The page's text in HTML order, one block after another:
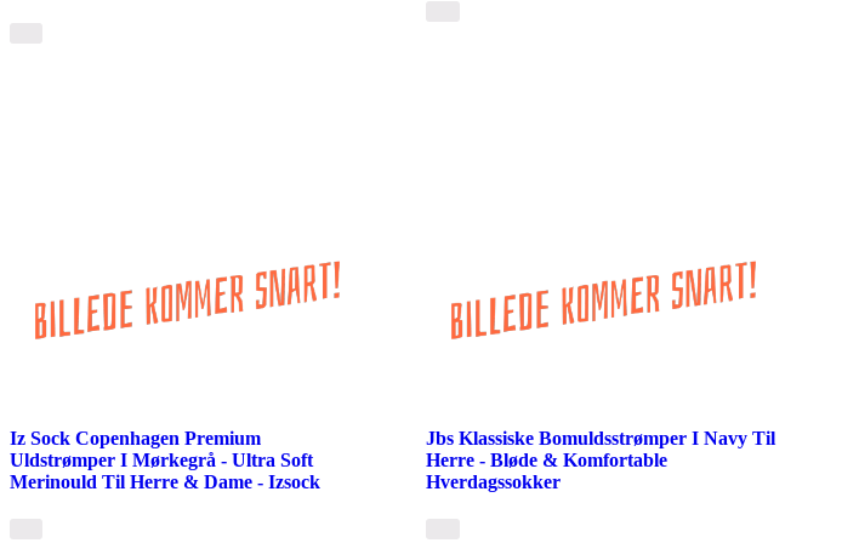
Iz Sock Copenhagen Premium
Uldstrømper I Mørkegrå - Ultra Soft
Merinould Til Herre & Dame - Izsock
Jbs Klassiske Bomuldsstrømper I Navy Til
Herre - Bløde & Komfortable
Hverdagssokker